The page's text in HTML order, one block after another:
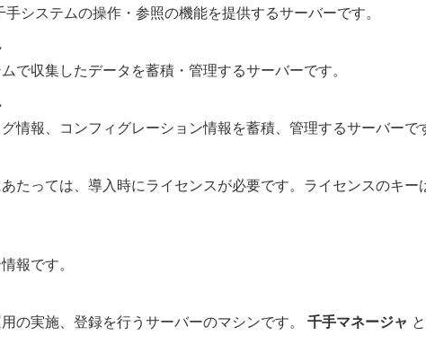
システムの操作・参照の機能を提供するサーバーです。
で収集したデータを蓄積・管理するサーバーです。
情報、コンフィグレーション情報を蓄積、管理するサーバーで
たっては、導入時にライセンスが必要です。ライセンスのキ
報です。
の実施、登録を行うサーバーのマシンです。 千手マネージャ